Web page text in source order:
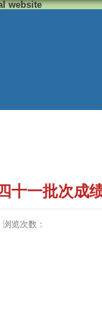
website
十一批次成
浏览次数：